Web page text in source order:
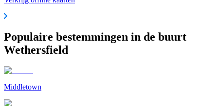
Populaire bestemmingen in de buurt
Wethersfield
Middletown